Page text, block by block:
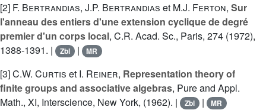
[2] F. Bertrandias, J.P. Bertrandias et M.J. Ferton, Sur
l'anneau des entiers d'une extension cyclique de degré
premier d'un corps local, C.R. Acad. Sc., Paris, 274 (1972),
1388-1391. |
Zbl | MR
[3]C.W. Curtis et I. Reiner, Representation theory of
finite groups and associative algebras, Pure and Appl.
Math., XI, Interscience, New York, (1962). |
Zbl | MR